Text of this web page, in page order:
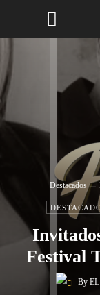
Destacados
Festival
By